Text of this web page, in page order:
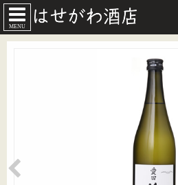
MENU